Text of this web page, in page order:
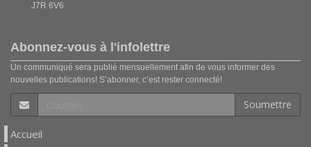
J7R 6V6
Abonnez-vous à l'infolettre
Un communiqué sera publié mensuellement afin de vous informer des
nouvelles publications! S’abonner, c’est rester connecté!
Soumettre
Accueil